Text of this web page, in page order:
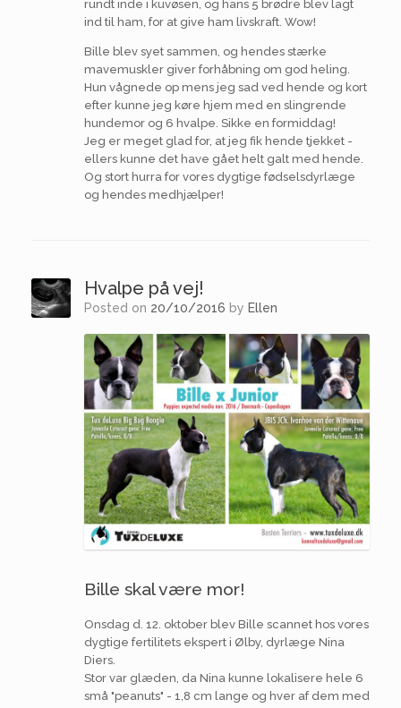
rundt inde i kuvøsen, og hans 5 brødre blev lagt
ind til ham, for at give ham livskraft. Wow!
Bille blev syet sammen, og hendes stærke
mavemuskler giver forhåbning om god heling.
Hun vågnede op mens jeg sad ved hende og kort
efter kunne jeg køre hjem med en slingrende
hundemor og 6 hvalpe. Sikke en formiddag!
Jeg er meget glad for, at jeg fik hende tjekket -
ellers kunne det have gået helt galt med hende.
Og stort hurra for vores dygtige fødselsdyrlæge
og hendes medhjælper!
Hvalpe på vej!
Posted on 20/10/2016 by Ellen
Bille skal være mor!
Onsdag d. 12. oktober blev Bille scannet hos vores
dygtige fertilitets ekspert i Ølby, dyrlæge Nina
Diers.
Stor var glæden, da Nina kunne lokalisere hele 6
små "peanuts" - 1,8 cm lange og hver af dem med